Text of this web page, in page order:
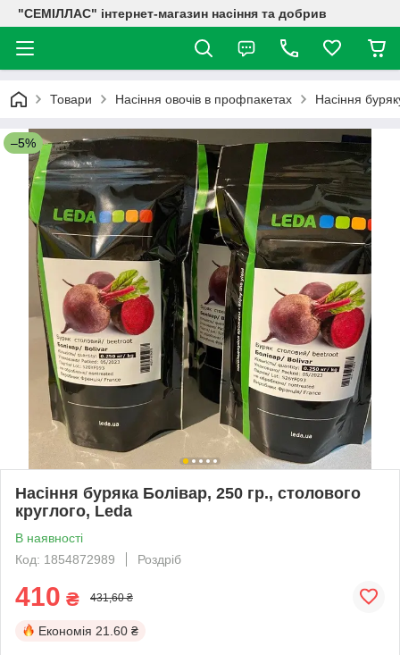
"СЕМІЛЛАС" інтернет-магазин насіння та добрив
Товари Насіння овочів в профпакетах Насіння
–5%
Насіння буряка Болівар, 250 гр., столового
круглого, Leda
В наявності
Код: 1854872989
Роздріб
410 ₴ 431,60 ₴
Економія 21.60 ₴